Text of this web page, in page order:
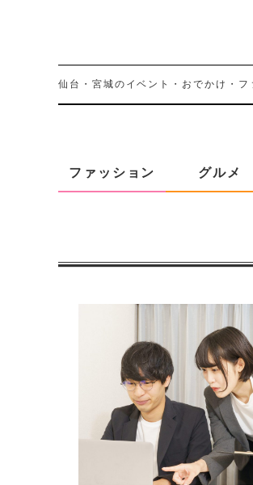
仙台・宮城のイベント・おでかけ・フ
ファッション グルメ